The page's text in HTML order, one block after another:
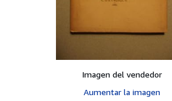
Imagen del vendedor
Aumentar la imagen